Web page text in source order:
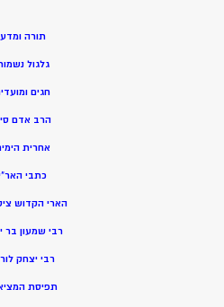
תורה ומדע
גלגול
חגים
הרב אדם
אחרית
כתבי
הארי הקדוש
רבי שמעון בר
רבי יצחק
תפיסת